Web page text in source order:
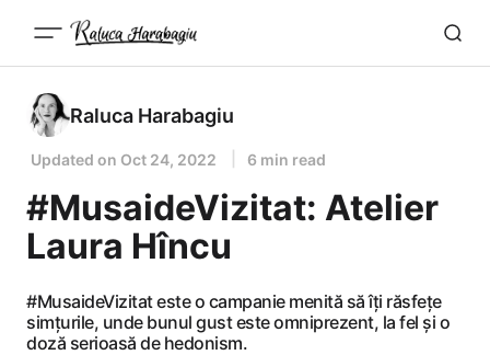
Raluca Harabagiu
Updated on Oct 24, 2022 6 min read
#MusaideVizitat: Atelier
Laura Hîncu
#MusaideVizitat este o campanie menită să îți răsfețe
simțurile, unde bunul gust este omniprezent, la fel și o
doză serioasă de hedonism.